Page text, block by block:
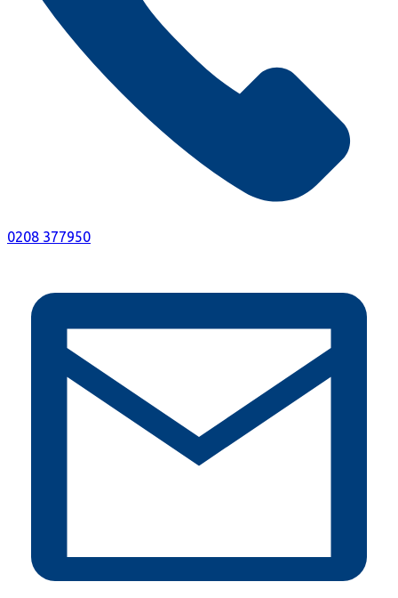
0208 377950